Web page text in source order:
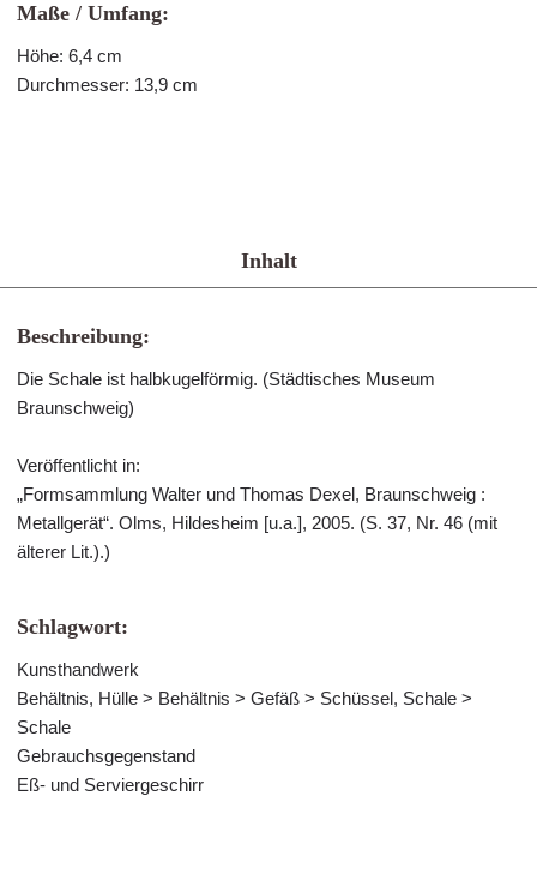
Maße / Umfang:
Höhe: 6,4 cm
Durchmesser: 13,9 cm
Inhalt
Beschreibung:
Die Schale ist halbkugelförmig. (Städtisches Museum
Braunschweig)
Veröffentlicht in:
„Formsammlung Walter und Thomas Dexel, Braunschweig :
Metallgerät“. Olms, Hildesheim [u.a.], 2005. (S. 37, Nr. 46 (mit
älterer Lit.).)
Schlagwort:
Kunsthandwerk
Behältnis, Hülle > Behältnis > Gefäß > Schüssel, Schale >
Schale
Gebrauchsgegenstand
Eß- und Serviergeschirr